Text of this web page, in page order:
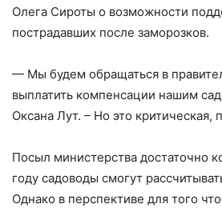
Олега Сироты о возможности
пострадавших после заморозков.
— Мы будем обращаться в
выплатить компенсации нашим
Оксана Лут. – ​Но это критическая,
Посыл министерства достаточно
году садоводы смогут
Однако в перспективе для того